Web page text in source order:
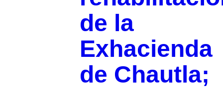
de la
Exhacienda
de Chautla;